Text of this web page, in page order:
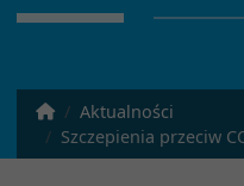
Aktualności
Szczepienia przeciw COVID-19 w